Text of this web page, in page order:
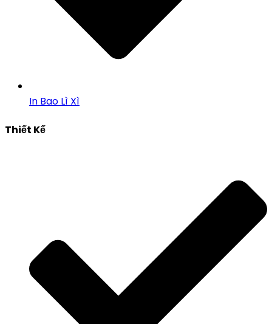
In Bao Lì Xì
Thiết Kế